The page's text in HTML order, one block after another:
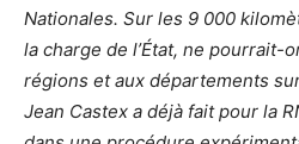
Nationales. Sur les 9 000
la charge de l’État, ne pourrait-
régions et aux départements
Jean Castex a déjà fait pour la